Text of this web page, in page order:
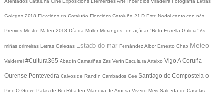
Atentados Cataluña Cine Exposicións EfeméridesArte Incendios Viradeira Fotografía Letras
Galegas 2018 Eleccións en Cataluña Eleccións Cataluña 21-D Este Nadal canta con nós
Premios Mestre Mateo 2018 Día da Muller Morangos con açúcar "Reto Estrella Galicia" As
miñas primeiras Letras Galegas Estado do mar Fernández Albor Ernesto Chao Meteo
Valderrei #Cultura365 Abadín Camariñas Zas Verín Escultura Arteixo Vigo A Coruña
Ourense Pontevedra Calvos de Randín Cambados Cee Santiago de Compostela O
Pino O Grove Palas de Rei Ribadeo Vilanova de Arousa Viveiro Meis Salceda de Caselas